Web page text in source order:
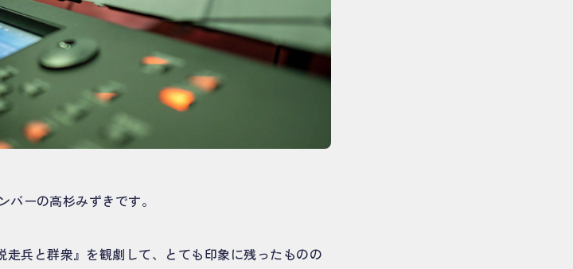
バーの高杉みずきです。
兵と群衆』を観劇して、とても印象に残ったものの